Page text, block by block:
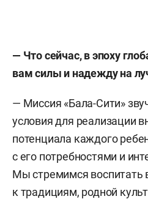
— Что сейчас, в эпоху
вам силы и надежду на
— Миссия «Бала-Сити»
условия для реализации
потенциала каждого
с его потребностями и
Мы стремимся воспитать
к традициям, родной